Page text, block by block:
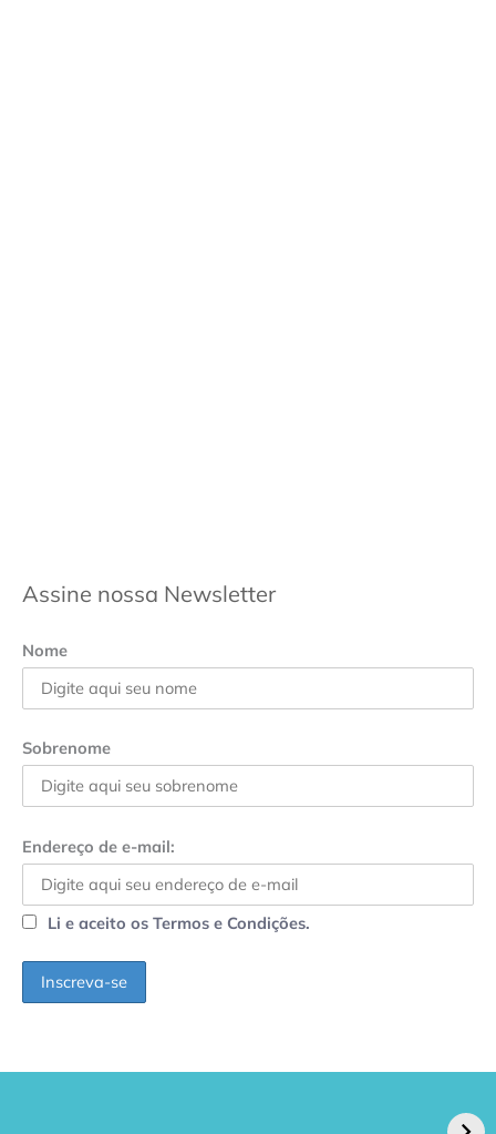
Assine nossa Newsletter
Nome
Sobrenome
Endereço de e-mail:
Li e aceito os Termos e Condições.
caso de superfungo